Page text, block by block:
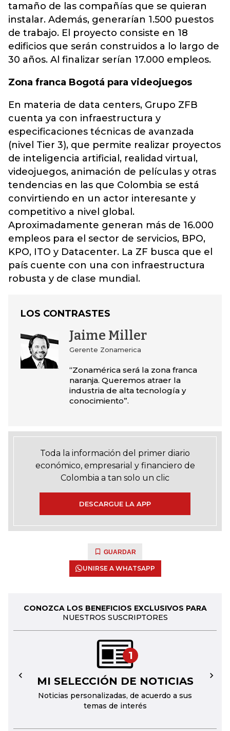
tamaño de las compañías que se quieran
instalar. Además, generarían 1.500 puestos
de trabajo. El proyecto consiste en 18
edificios que serán construidos a lo largo de
30 años. Al finalizar serían 17.000 empleos.
Zona franca Bogotá para videojuegos
En materia de data centers, Grupo ZFB
cuenta ya con infraestructura y
especificaciones técnicas de avanzada
(nivel Tier 3), que permite realizar proyectos
de inteligencia artificial, realidad virtual,
videojuegos, animación de películas y otras
tendencias en las que Colombia se está
convirtiendo en un actor interesante y
competitivo a nivel global.
Aproximadamente generan más de 16.000
empleos para el sector de servicios, BPO,
KPO, ITO y Datacenter. La ZF busca que el
país cuente con una con infraestructura
robusta y de clase mundial.
LOS CONTRASTES
Jaime Miller
Gerente Zonamerica
“Zonamérica será la zona franca
naranja. Queremos atraer la
industria de alta tecnología y
conocimiento”.
Toda la información del primer diario
económico, empresarial y financiero de
Colombia a tan solo un clic
DESCARGUE LA APP
GUARDAR
UNIRSE A WHATSAPP
CONOZCA LOS BENEFICIOS EXCLUSIVOS PARA
NUESTROS SUSCRIPTORES
1
MI SELECCIÓN DE NOTICIAS
Noticias personalizadas, de acuerdo a sus
temas de interés
← →